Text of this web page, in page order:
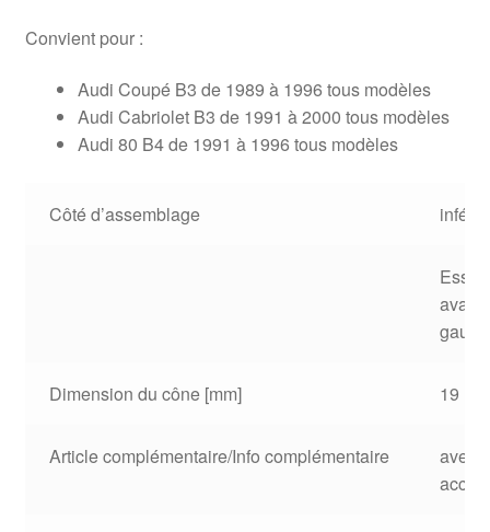
Convient pour :
Audi Coupé B3 de 1989 à 1996 tous modèles
Audi Cabriolet B3 de 1991 à 2000 tous modèles
Audi 80 B4 de 1991 à 1996 tous modèles
Côté d’assemblage
avant
Dimension du cône [mm] 19
Article complémentaire/Info complémentaire
avec